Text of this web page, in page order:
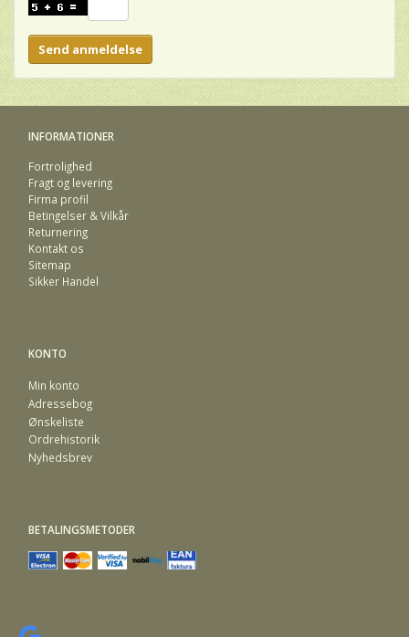
Send anmeldelse
INFORMATIONER
Fortrolighed
Fragt og levering
Firma profil
Betingelser & Vilkår
Returnering
Kontakt os
Sitemap
Sikker Handel
KONTO
Min konto
Adressebog
Ønskeliste
Ordrehistorik
Nyhedsbrev
BETALINGSMETODER